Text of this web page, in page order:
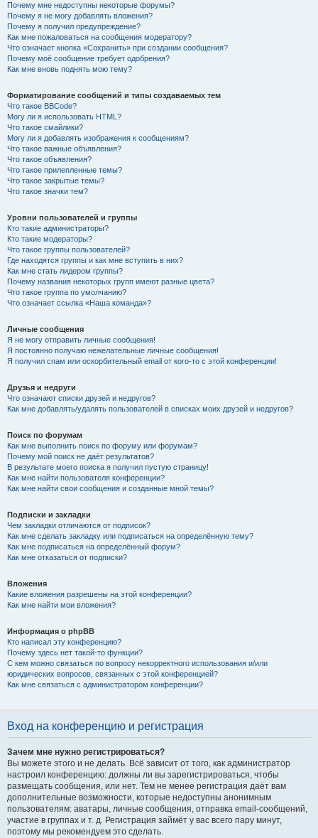
Почему мне недоступны некоторые форумы?
Почему я не могу добавлять вложения?
Почему я получил предупреждение?
Как мне пожаловаться на сообщения модератору?
Что означает кнопка «Сохранить» при создании сообщения?
Почему моё сообщение требует одобрения?
Как мне вновь поднять мою тему?
Форматирование сообщений и типы создаваемых тем
Что такое BBCode?
Могу ли я использовать HTML?
Что такое смайлики?
Могу ли я добавлять изображения к сообщениям?
Что такое важные объявления?
Что такое объявления?
Что такое прилепленные темы?
Что такое закрытые темы?
Что такое значки тем?
Уровни пользователей и группы
Кто такие администраторы?
Кто такие модераторы?
Что такое группы пользователей?
Где находятся группы и как мне вступить в них?
Как мне стать лидером группы?
Почему названия некоторых групп имеют разные цвета?
Что такое группа по умолчанию?
Что означает ссылка «Наша команда»?
Личные сообщения
Я не могу отправить личные сообщения!
Я постоянно получаю нежелательные личные сообщения!
Я получил спам или оскорбительный email от кого-то с этой конференции!
Друзья и недруги
Что означают списки друзей и недругов?
Как мне добавлять/удалять пользователей в списках моих друзей и недругов?
Поиск по форумам
Как мне выполнить поиск по форуму или форумам?
Почему мой поиск не даёт результатов?
В результате моего поиска я получил пустую страницу!
Как мне найти пользователя конференции?
Как мне найти свои сообщения и созданные мной темы?
Подписки и закладки
Чем закладки отличаются от подписок?
Как мне сделать закладку или подписаться на определённую тему?
Как мне подписаться на определённый форум?
Как мне отказаться от подписки?
Вложения
Какие вложения разрешены на этой конференции?
Как мне найти мои вложения?
Информация о phpBB
Кто написал эту конференцию?
Почему здесь нет такой-то функции?
С кем можно связаться по вопросу некорректного использования и/или
юридических вопросов, связанных с этой конференцией?
Как мне связаться с администратором конференции?
Вход на конференцию и регистрация
Зачем мне нужно регистрироваться?
Вы можете этого и не делать. Всё зависит от того, как администратор
настроил конференцию: должны ли вы зарегистрироваться, чтобы
размещать сообщения, или нет. Тем не менее регистрация даёт вам
дополнительные возможности, которые недоступны анонимным
пользователям: аватары, личные сообщения, отправка email-сообщений,
участие в группах и т. д. Регистрация займёт у вас всего пару минут,
поэтому мы рекомендуем это сделать.